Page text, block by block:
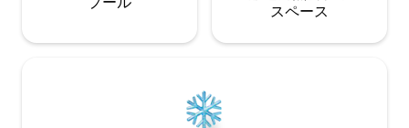
ス⁠ペ⁠ー⁠ス